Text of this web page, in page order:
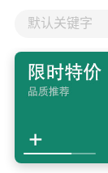
默认关键字